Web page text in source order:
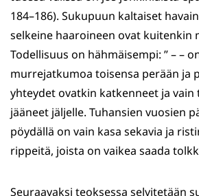
184–186). Sukupuun kaltaiset
selkeine haaroineen ovat kuitenkin
Todellisuus on hähmäisempi: ” – –
murrejatkumoa toisensa perään ja
yhteydet ovatkin katkenneet ja vain
jääneet jäljelle. Tuhansien vuosien
pöydällä on vain kasa sekavia ja
rippeitä, joista on vaikea saada
Seuraavaksi teoksessa selvitetään